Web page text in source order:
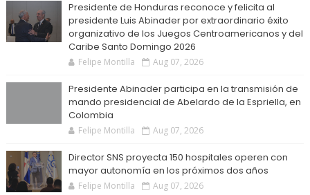
Presidente de Honduras reconoce y felicita al
presidente Luis Abinader por extraordinario éxito
organizativo de los Juegos Centroamericanos y del
Caribe Santo Domingo 2026
Felipe Montilla Aug 07, 2026
Presidente Abinader participa en la transmisión de
mando presidencial de Abelardo de la Espriella, en
Colombia
Felipe Montilla Aug 07, 2026
Director SNS proyecta 150 hospitales operen con
mayor autonomía en los próximos dos años
Felipe Montilla Aug 07, 2026